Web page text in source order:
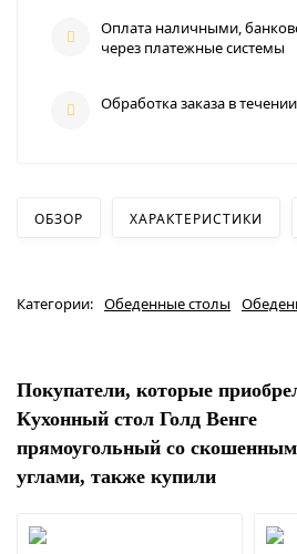
Оплата наличными,
через платежные системы
Обработка заказа в
ОБЗОР ХАРАКТЕРИСТИКИ
Категории: Обеденные столы
Покупатели, которые
Кухонный стол Голд Венге
прямоугольный со
углами, также купили